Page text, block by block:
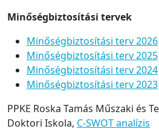
Minőségbiztosítási tervek
Minőségbiztosítási terv 2026
Minőségbiztosítási terv 2025
Minőségbiztosítási terv 2024
Minőségbiztosítási terv 2023
PPKE Roska Tamás Műszaki és
Doktori Iskola, C-SWOT analízis